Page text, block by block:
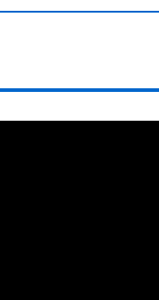
post →